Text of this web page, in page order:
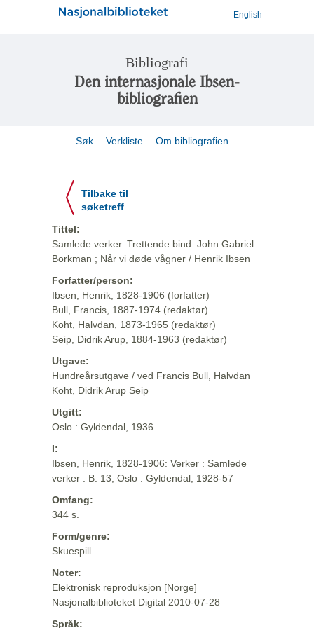
English
Bibliografi
Den internasjonale Ibsen-
bibliografien
Søk Verkliste Om bibliografien
Tilbake til
søketreff
Tittel:
Samlede verker. Trettende bind. John Gabriel
Borkman ; Når vi døde vågner / Henrik Ibsen
Forfatter/person:
Ibsen, Henrik, 1828-1906 (forfatter)
Bull, Francis, 1887-1974 (redaktør)
Koht, Halvdan, 1873-1965 (redaktør)
Seip, Didrik Arup, 1884-1963 (redaktør)
Utgave:
Hundreårsutgave / ved Francis Bull, Halvdan
Koht, Didrik Arup Seip
Utgitt:
Oslo : Gyldendal, 1936
I:
Ibsen, Henrik, 1828-1906: Verker : Samlede
verker : B. 13, Oslo : Gyldendal, 1928-57
Omfang:
344 s.
Form/genre:
Skuespill
Noter:
Elektronisk reproduksjon [Norge]
Nasjonalbiblioteket Digital 2010-07-28
Språk: